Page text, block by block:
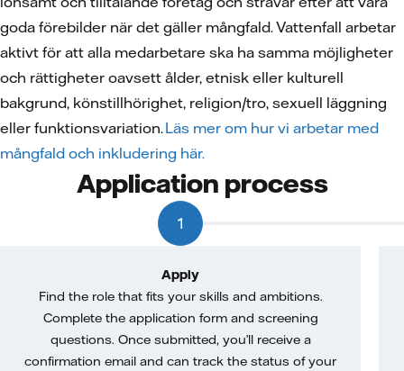
goda förebilder när det gäller mångfald. Vattenfall arbetar
aktivt för att alla medarbetare ska ha samma möjligheter
och rättigheter oavsett ålder, etnisk eller kulturell
bakgrund, könstillhörighet, religion/tro, sexuell läggning
eller funktionsvariation.Läs mer om hur vi arbetar med
mångfald och inkludering här.
Application process
1
Apply
Find the role that fits your skills and ambitions.
Complete the application form and screening
questions. Once submitted, you’ll receive a
confirmation email and can track the status of your